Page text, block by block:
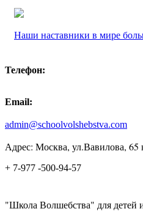
Наши наставники в мире
Телефон:
Email:
admin@schoolvolshebstva.com
Адрес: Москва, ул.Вавилова,
+ 7-977 -500-94-57
"Школа Волшебства" для детей